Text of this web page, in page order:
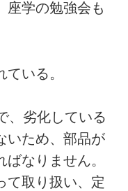
座学の勉強会も
いる。
、劣化している
いため、部品が
なりません。
て取り扱い、定